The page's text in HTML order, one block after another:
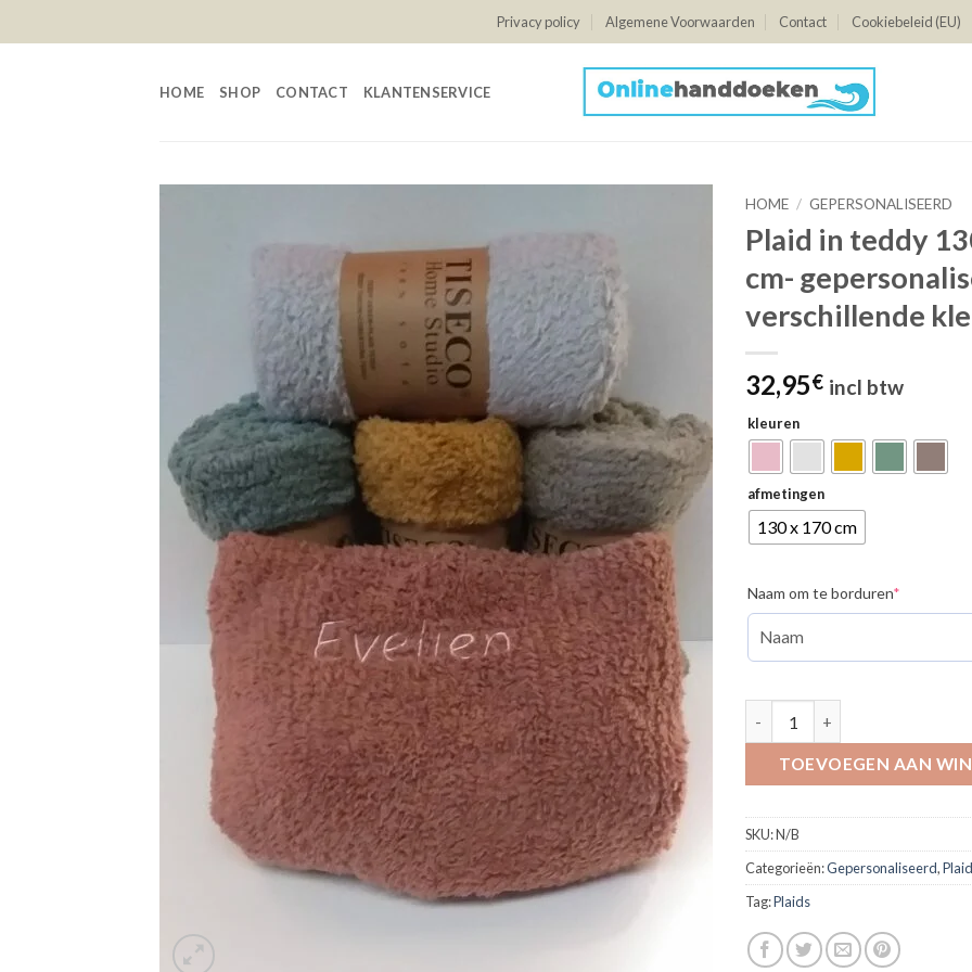
to
Privacy policy Algemene Voorwaarden Contact Cookiebeleid (EU)
HOME SHOP CONTACT KLANTENSERVICE
HOME / GEPERSONALISEERD
Plaid in teddy
cm-
verschillende
32,95€ incl btw
kleuren
afmetingen
130 x 170 cm
Naam om te borduren*
TOEVOEGEN AAN
SKU:N/B
Categorieën:Gepersonaliseerd,
Tag:Plaids